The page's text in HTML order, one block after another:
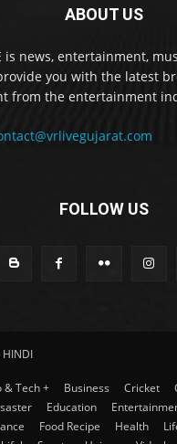
ABOUT US
is news, entertainment,
you with the latest
from the entertainment
FOLLOW US
HINDI
& Tech + Business Cricket
Education
Food Recipe Health